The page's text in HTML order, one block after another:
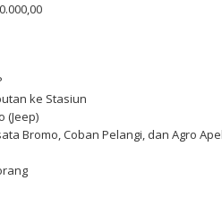
ke Stasiun
(Jeep)
Bromo, Coban Pelangi, dan Agro